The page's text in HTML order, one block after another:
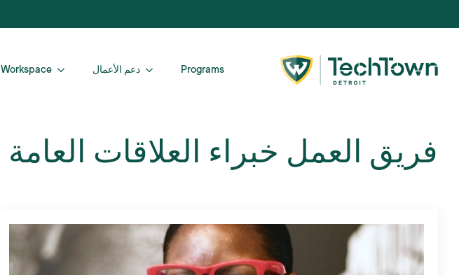
Programs دعم الأعمال Workspace
فريق العمل خبراء العلاقات العامة